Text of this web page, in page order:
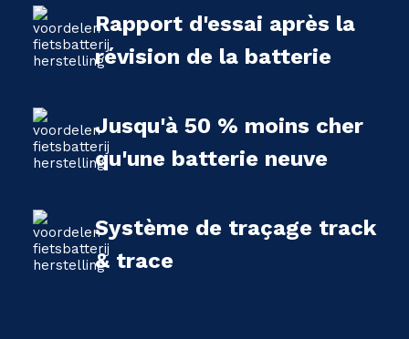
Rapport d'essai après la
révision de la batterie
Jusqu'à 50 % moins cher
qu'une batterie neuve
Système de traçage track
& trace